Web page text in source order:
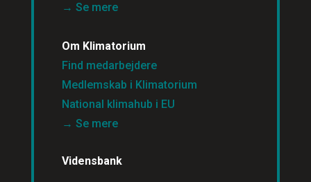
→ Se mere
Om Klimatorium
Find medarbejdere
Medlemskab i Klimatorium
National klimahub i EU
→ Se mere
Vidensbank